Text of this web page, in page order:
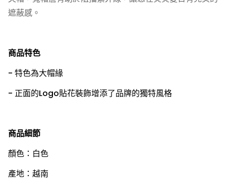
遮蔽感。
商品特色
- 特色為大帽緣
- 正面的Logo貼花裝飾增添了品牌的獨特風格
商品細節
顏色：白色
產地：越南